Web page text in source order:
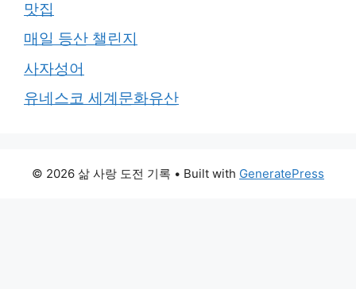
맛집
매일 등산 챌린지
사자성어
유네스코 세계문화유산
© 2026 삶 사랑 도전 기록 • Built with GeneratePress